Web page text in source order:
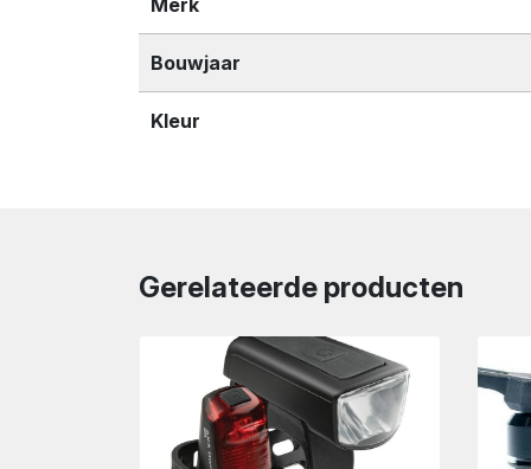
Bouwjaar
Kleur
Gerelateerde producten